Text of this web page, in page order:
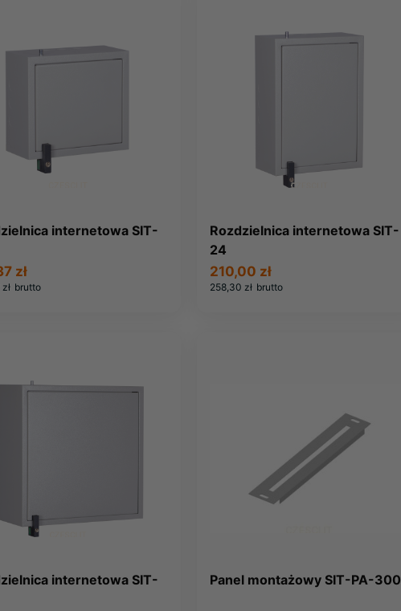
internetowa SIT-
brutto
zł
Rozdzielnica internetowa SIT-
24
258,30 zł brutto
210,00 zł
internetowa SIT-
Panel montażowy SIT-PA-300